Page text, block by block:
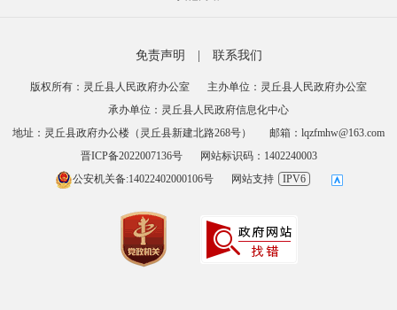
免责声明 联系我们
版权所有：灵丘县人民政府办公室
主办单位：灵丘县人民政府办公室
承办单位：灵丘县人民政府信息化中心
地址：灵丘县政府办公楼（灵丘县新建北路268号）
邮箱：lqzfmhw@163.com
晋ICP备2022007136号
网站标识码：1402240003
公安机关备:14022402000106号
网站支持 IPV6